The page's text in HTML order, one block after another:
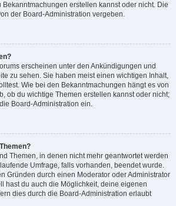
Bekanntmachungen erstellen kannst oder nicht. Die
der Board-Administration vergeben.
erscheinen unter den Ankündigungen und
zu sehen. Sie haben meist einen wichtigen Inhalt,
Wie bei den Bekanntmachungen hängt es von
ob du wichtige Themen erstellen kannst oder nicht;
Board-Administration ein.
Themen, in denen nicht mehr geantwortet werden
Umfrage, falls vorhanden, beendet wurde.
Gründen durch einen Moderator oder Administrator
hast du auch die Möglichkeit, deine eigenen
dies durch die Board-Administration erlaubt